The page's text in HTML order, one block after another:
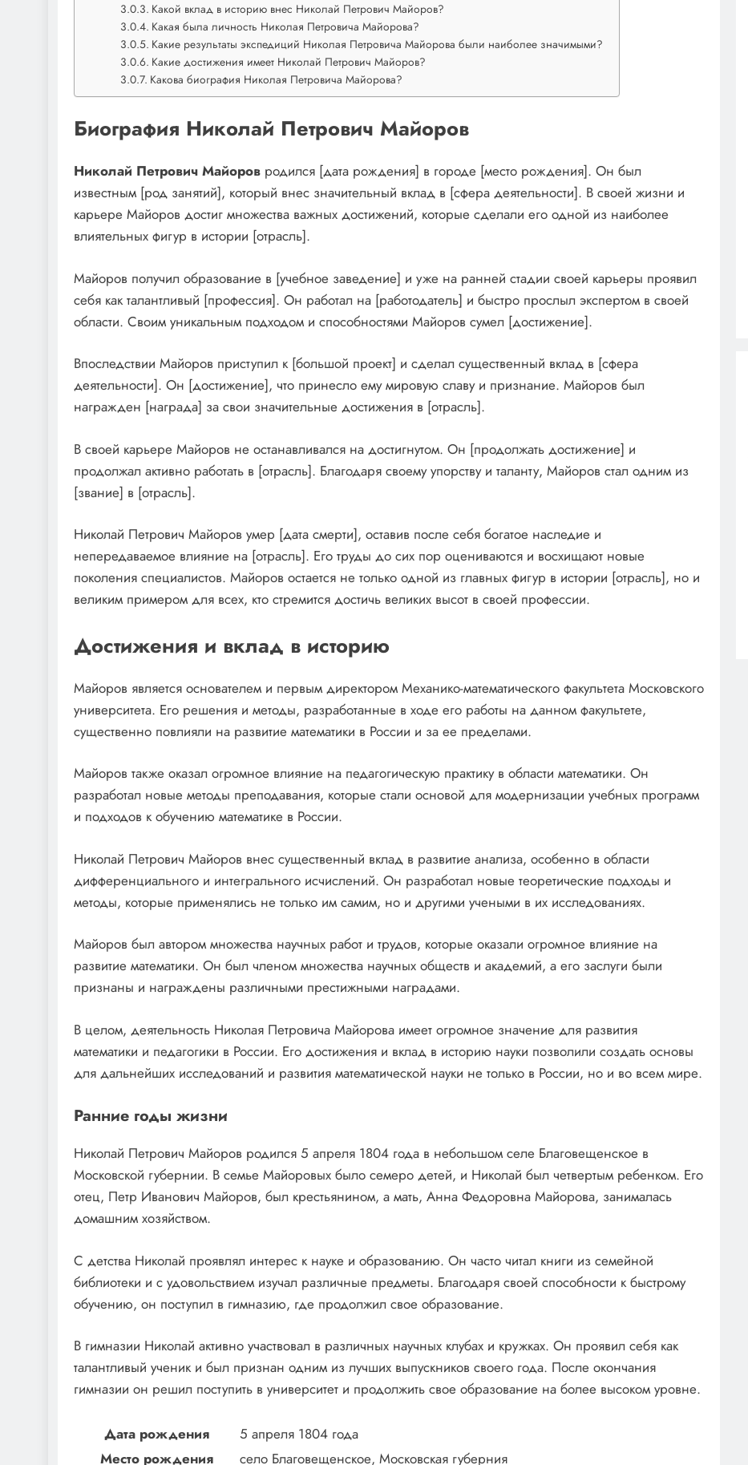
Какой вклад в историю внес Николай Петрович Майоров?
Какая была личность Николая Петровича Майорова?
Какие результаты экспедиций Николая Петровича Майорова были наиболее значимыми?
Какие достижения имеет Николай Петрович Майоров?
Какова биография Николая Петровича Майорова?
Биография Николай Петрович Майоров
Николай Петрович Майоров родился [дата рождения] в городе [место рождения]. Он был
известным [род занятий], который внес значительный вклад в [сфера деятельности]. В своей жизни и
карьере Майоров достиг множества важных достижений, которые сделали его одной из наиболее
влиятельных фигур в истории [отрасль].
Майоров получил образование в [учебное заведение] и уже на ранней стадии своей карьеры проявил
себя как талантливый [профессия]. Он работал на [работодатель] и быстро прослыл экспертом в своей
области. Своим уникальным подходом и способностями Майоров сумел [достижение].
Впоследствии Майоров приступил к [большой проект] и сделал существенный вклад в [сфера
деятельности]. Он [достижение], что принесло ему мировую славу и признание. Майоров был
награжден [награда] за свои значительные достижения в [отрасль].
В своей карьере Майоров не останавливался на достигнутом. Он [продолжать достижение] и
продолжал активно работать в [отрасль]. Благодаря своему упорству и таланту, Майоров стал одним из
[звание] в [отрасль].
Николай Петрович Майоров умер [дата смерти], оставив после себя богатое наследие и
непередаваемое влияние на [отрасль]. Его труды до сих пор оцениваются и восхищают новые
поколения специалистов. Майоров остается не только одной из главных фигур в истории [отрасль], но и
великим примером для всех, кто стремится достичь великих высот в своей профессии.
Достижения и вклад в историю
Майоров является основателем и первым директором Механико-математического факультета Московского
университета. Его решения и методы, разработанные в ходе его работы на данном факультете,
существенно повлияли на развитие математики в России и за ее пределами.
Майоров также оказал огромное влияние на педагогическую практику в области математики. Он
разработал новые методы преподавания, которые стали основой для модернизации учебных программ
и подходов к обучению математике в России.
Николай Петрович Майоров внес существенный вклад в развитие анализа, особенно в области
дифференциального и интегрального исчислений. Он разработал новые теоретические подходы и
методы, которые применялись не только им самим, но и другими учеными в их исследованиях.
Майоров был автором множества научных работ и трудов, которые оказали огромное влияние на
развитие математики. Он был членом множества научных обществ и академий, а его заслуги были
признаны и награждены различными престижными наградами.
В целом, деятельность Николая Петровича Майорова имеет огромное значение для развития
математики и педагогики в России. Его достижения и вклад в историю науки позволили создать основы
для дальнейших исследований и развития математической науки не только в России, но и во всем мире.
Ранние годы жизни
Николай Петрович Майоров родился 5 апреля 1804 года в небольшом селе Благовещенское в
Московской губернии. В семье Майоровых было семеро детей, и Николай был четвертым ребенком. Его
отец, Петр Иванович Майоров, был крестьянином, а мать, Анна Федоровна Майорова, занималась
домашним хозяйством.
С детства Николай проявлял интерес к науке и образованию. Он часто читал книги из семейной
библиотеки и с удовольствием изучал различные предметы. Благодаря своей способности к быстрому
обучению, он поступил в гимназию, где продолжил свое образование.
В гимназии Николай активно участвовал в различных научных клубах и кружках. Он проявил себя как
талантливый ученик и был признан одним из лучших выпускников своего года. После окончания
гимназии он решил поступить в университет и продолжить свое образование на более высоком уровне.
Дата рождения
5 апреля 1804 года
Место рождения
село Благовещенское, Московская губерния